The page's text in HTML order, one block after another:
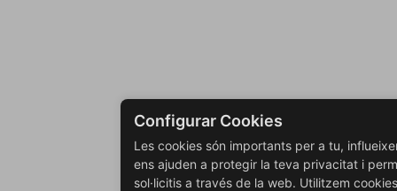
Configurar Cookies
Les cookies són importants per a tu,
ens ajuden a protegir la teva privacitat i
sol·licitis a través de la web. Utilitzem